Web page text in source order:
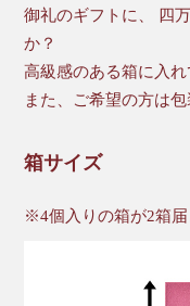
御礼のギフトに、 四
か？
高級感のある箱に入れ
また、ご希望の方は
箱サイズ
※4個入りの箱が2箱届